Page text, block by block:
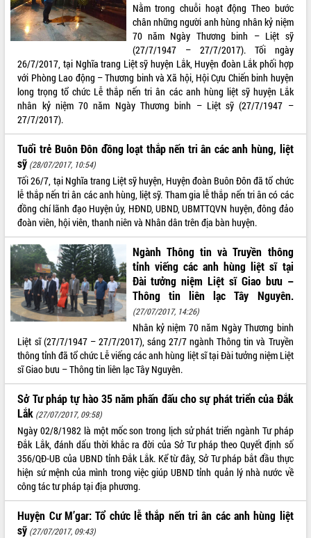
ĐIỂM TIN VĂN BẢN
QUY HOẠCH - KẾ HOẠCH
VIDEO
Không có file video nào để phát.
ALBUM ẢNH
LIÊN KẾT WEB
Nằm trong chuỗi hoạt động Theo bước
chân những người anh hùng nhân kỷ niệm
70 năm Ngày Thương binh – Liệt sỹ
(27/7/1947 – 27/7/2017). Tối ngày
26/7/2017, tại Nghĩa trang Liệt sỹ huyện Lắk, Huyện đoàn Lắk phối hợp
với Phòng Lao động – Thương binh và Xã hội, Hội Cựu Chiến binh huyện
long trọng tổ chức Lễ thắp nến tri ân các anh hùng liệt sỹ huyện Lắk
nhân kỷ niệm 70 năm Ngày Thương binh – Liệt sỹ (27/7/1947 –
27/7/2017).
Tuổi trẻ Buôn Đôn đồng loạt thắp nến tri ân các anh hùng, liệt
sỹ (28/07/2017, 10:54)
Tối 26/7, tại Nghĩa trang Liệt sỹ huyện, Huyện đoàn Buôn Đôn đã tổ chức
lễ thắp nến tri ân các anh hùng, liệt sỹ. Tham gia lễ thắp nến tri ân có các
đồng chí lãnh đạo Huyện ủy, HĐND, UBND, UBMTTQVN huyện, đông đảo
đoàn viên, hội viên, thanh niên và Nhân dân trên địa bàn huyện.
Ngành Thông tin và Truyền thông
tỉnh viếng các anh hùng liệt sĩ tại
Đài tưởng niệm Liệt sĩ Giao bưu –
Thông tin liên lạc Tây Nguyên.
(27/07/2017, 14:26)
Nhân kỷ niệm 70 năm Ngày Thương binh
Liệt sĩ (27/7/1947 – 27/7/2017), sáng 27/7 ngành Thông tin và Truyền
thông tỉnh đã tổ chức Lễ viếng các anh hùng liệt sĩ tại Đài tưởng niệm Liệt
sĩ Giao bưu – Thông tin liên lạc Tây Nguyên.
Sở Tư pháp tự hào 35 năm phấn đấu cho sự phát triển của Đắk
Lắk (27/07/2017, 09:58)
Ngày 02/8/1982 là một mốc son trong lịch sử phát triển ngành Tư pháp
Đắk Lắk, đánh dấu thời khắc ra đời của Sở Tư pháp theo Quyết định số
356/QĐ-UB của UBND tỉnh Đắk Lắk. Kể từ đây, Sở Tư pháp bắt đầu thực
hiện sứ mệnh của mình trong việc giúp UBND tỉnh quản lý nhà nước về
công tác tư pháp tại địa phương.
Huyện Cư M’gar: Tổ chức lễ thắp nến tri ân các anh hùng liệt
sỹ (27/07/2017, 09:43)